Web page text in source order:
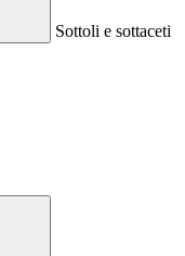
Sottoli e sottaceti